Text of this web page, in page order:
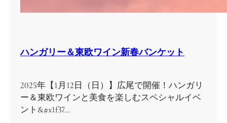
ハンガリー＆東欧ワイン新春バンケット
2025年【1月12日（日）】広尾で開催！ハンガリ
ー＆東欧ワインと美食を楽しむスペシャルイベ
ント&#x1f37…